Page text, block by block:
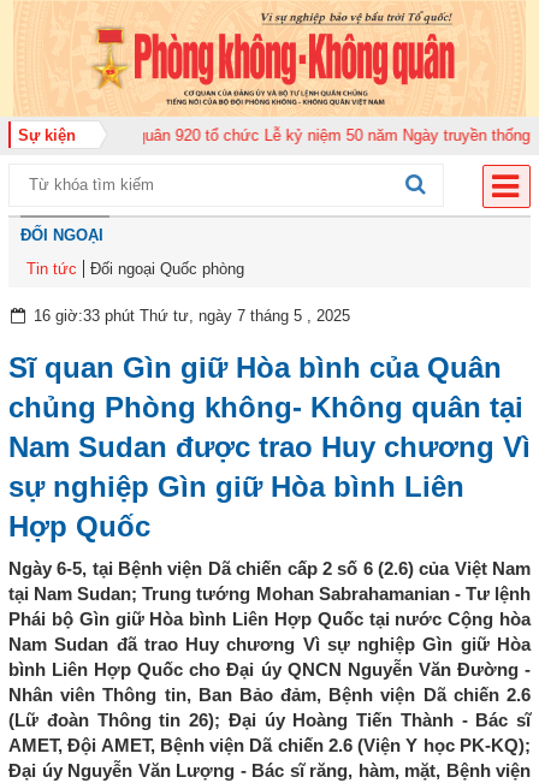
Sự kiện
đoàn Không quân 920 tổ chức Lễ kỷ niệm 50 năm Ngày truyền thống (12-
ĐỐI NGOẠI
Tin tức
Đối ngoại Quốc phòng
16 giờ:33 phút Thứ tư, ngày 7 tháng 5 , 2025
Sĩ quan Gìn giữ Hòa bình của Quân
chủng Phòng không- Không quân tại
Nam Sudan được trao Huy chương Vì
sự nghiệp Gìn giữ Hòa bình Liên
Hợp Quốc
Ngày 6-5, tại Bệnh viện Dã chiến cấp 2 số 6 (2.6) của Việt Nam
tại Nam Sudan; Trung tướng Mohan Sabrahamanian - Tư lệnh
Phái bộ Gìn giữ Hòa bình Liên Hợp Quốc tại nước Cộng hòa
Nam Sudan đã trao Huy chương Vì sự nghiệp Gìn giữ Hòa
bình Liên Hợp Quốc cho Đại úy QNCN Nguyễn Văn Đường -
Nhân viên Thông tin, Ban Bảo đảm, Bệnh viện Dã chiến 2.6
(Lữ đoàn Thông tin 26); Đại úy Hoàng Tiến Thành - Bác sĩ
AMET, Đội AMET, Bệnh viện Dã chiến 2.6 (Viện Y học PK-KQ);
Đại úy Nguyễn Văn Lượng - Bác sĩ răng, hàm, mặt, Bệnh viện